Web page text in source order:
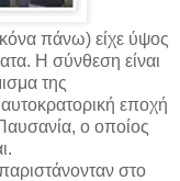
πάνω) είχε ύψος
Η σύνθεση είναι
της
εποχή
ο οποίος
στο